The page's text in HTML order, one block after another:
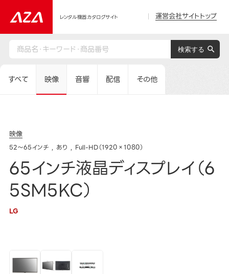
レンタル機器カタログサイト 運営会社サイトトップ
すべて 映像 音響 配信 その他
映像
52～65インチ あり Full-HD（1920×1080）
65インチ液晶ディスプレイ（6
5SM5KC）
LG